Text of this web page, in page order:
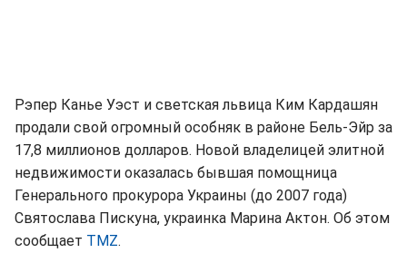
Рэпер Канье Уэст и светская львица Ким Кардашян
продали свой огромный особняк в районе Бель-Эйр за
17,8 миллионов долларов. Новой владелицей элитной
недвижимости оказалась бывшая помощница
Генерального прокурора Украины (до 2007 года)
Святослава Пискуна, украинка Марина Актон. Об этом
сообщает TMZ.